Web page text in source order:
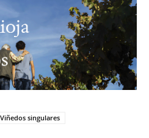
Viñedos singulares